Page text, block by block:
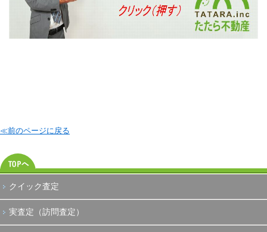
≪前のページに戻る
クイック査定
実査定（訪問査定）